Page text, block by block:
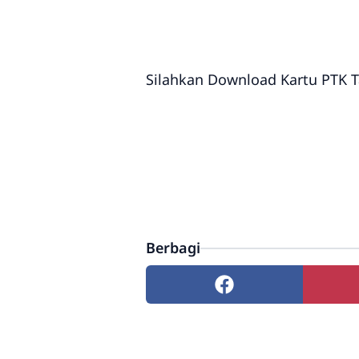
Silahkan Download Kartu PTK
Berbagi